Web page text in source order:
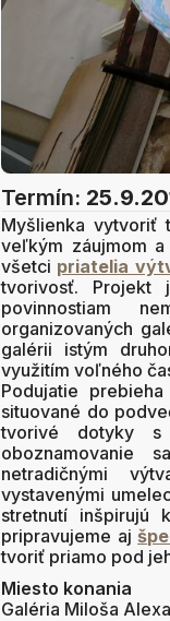
Termín:
Myšlienka vytvoriť
veľkým záujmom
všetci priatelia
tvorivosť. Projekt
povinnostiam
organizovaných
galérii istým
využitím voľného
Podujatie
situované do
tvorivé dotyky s
oboznamovanie
netradičnými
vystavenými
stretnutí inšpirujú
pripravujeme aj š
tvoriť priamo pod
Miesto konania
Galéria Miloša